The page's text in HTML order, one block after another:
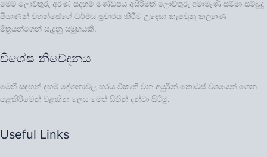
මෙම ලොව්තුරු අරණ සදහම් මණ්ඩපය අසිරිමත් ලොව්තුරු අමාමෑණී සම්මා සම්බුදු
පියාණන් වහන්සේගේ ධර්මය ප්‍රචාරය කිරීම උදෙසා කැපවුනු කල්‍යාණ
මිත්‍රයන්ගෙන් සැදුනු සමුහයකි.
විශේෂ නිවේදනය
මෙහි සඳහන් දහම් දේශනාවල හරය විකෘති වන අයුරින් කොටස් වශයෙන් ගෙන
පළකිරීමෙන් වළකින ලෙස මෙත් සිතින් දන්වා සිටිමු.
Useful Links